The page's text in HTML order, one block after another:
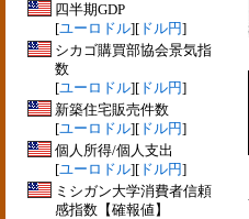
四半期GDP
[ユーロドル][ ドル円]
シカゴ購買部協会景気指
数
[ユーロドル][ ドル円]
新築住宅販売件数
[ユーロドル][ ドル円]
個人所得/個人支出
[ユーロドル][ ドル円]
ミシガン大学消費者信頼
感指数【確報値】